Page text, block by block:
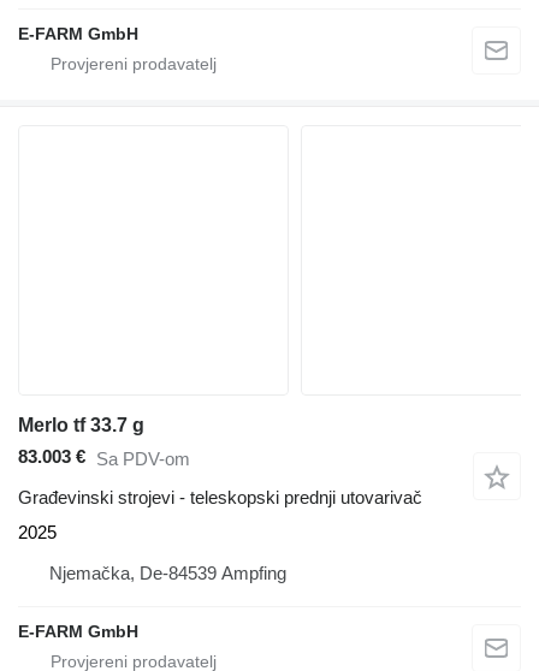
E-FARM GmbH
Merlo tf 33.7 g
83.003 € Sa PDV-om
Građevinski strojevi - teleskopski prednji utovarivač
2025
Njemačka, De-84539 Ampfing
E-FARM GmbH